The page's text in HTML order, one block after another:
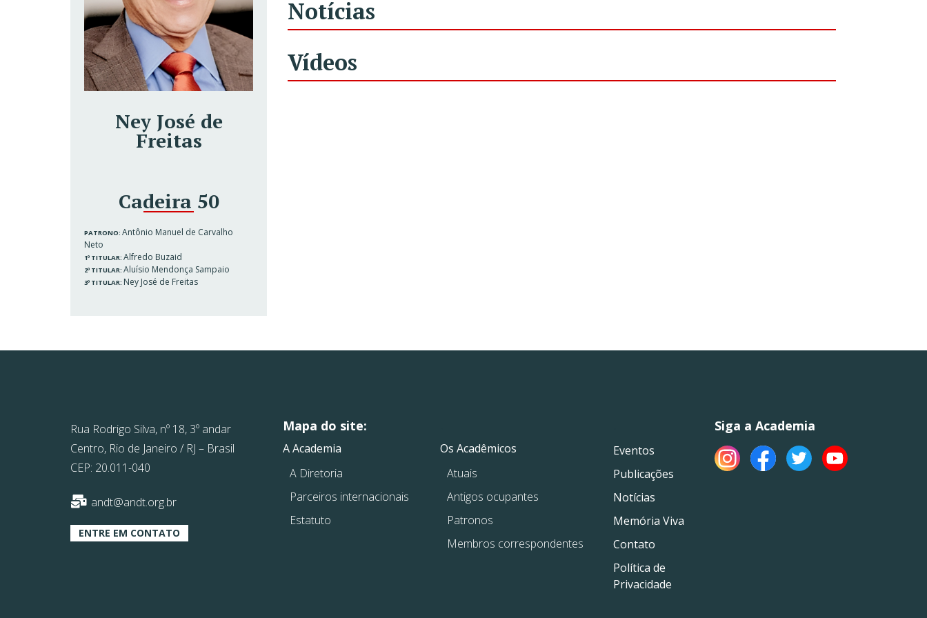
Ney José de
Freitas
Cadeira 50
PATRONO: Antônio Manuel de Carvalho
Neto
1º TITULAR: Alfredo Buzaid
2º TITULAR: Aluísio Mendonça Sampaio
3º TITULAR: Ney José de Freitas
Notícias
Vídeos
Rua Rodrigo Silva, nº 18, 3º andar
Centro, Rio de Janeiro / RJ – Brasil
CEP: 20.011-040
andt@andt.org.br
ENTRE EM CONTATO
Mapa do site:
A Academia
A Diretoria
Parceiros internacionais
Estatuto
Os Acadêmicos
Atuais
Antigos ocupantes
Patronos
Membros correspondentes
Eventos
Publicações
Notícias
Memória Viva
Contato
Política de
Privacidade
Siga a Academia